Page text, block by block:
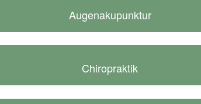
Augenakupunktur
Chiropraktik